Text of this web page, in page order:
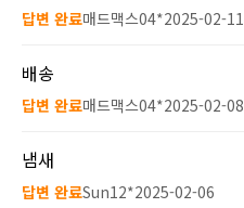
답변 완료매드맥스04*2025-02-11
배송
답변 완료매드맥스04*2025-02-08
냄새
답변 완료Sun12*2025-02-06